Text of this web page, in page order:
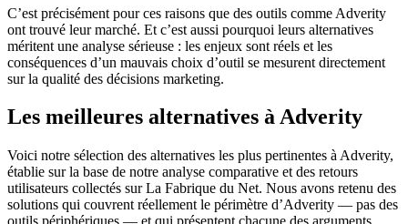
C’est précisément pour ces raisons que des outils comme Adverity
ont trouvé leur marché. Et c’est aussi pourquoi leurs alternatives
méritent une analyse sérieuse : les enjeux sont réels et les
conséquences d’un mauvais choix d’outil se mesurent directement
sur la qualité des décisions marketing.
Les meilleures alternatives à Adverity
Voici notre sélection des alternatives les plus pertinentes à Adverity,
établie sur la base de notre analyse comparative et des retours
utilisateurs collectés sur La Fabrique du Net. Nous avons retenu des
solutions qui couvrent réellement le périmètre d’Adverity — pas des